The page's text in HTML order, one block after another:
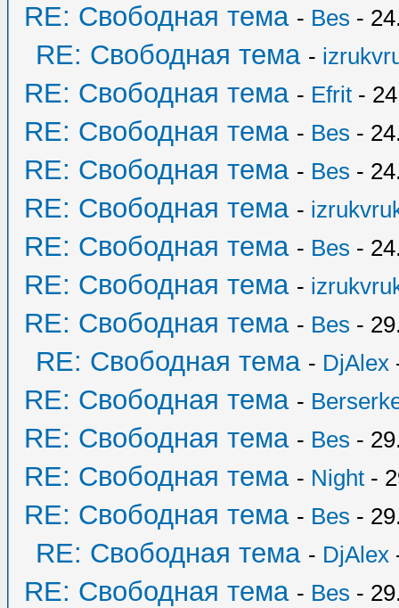
RE: Свободная тема - Bes -
RE: Свободная тема -
RE: Свободная тема - Efrit -
RE: Свободная тема - Bes -
RE: Свободная тема - Bes -
RE: Свободная тема -
RE: Свободная тема - Bes -
RE: Свободная тема -
RE: Свободная тема - Bes -
RE: Свободная тема - DjAlex
RE: Свободная тема -
RE: Свободная тема - Bes -
RE: Свободная тема - Night -
RE: Свободная тема - Bes -
RE: Свободная тема - DjAlex
RE: Свободная тема - Bes -